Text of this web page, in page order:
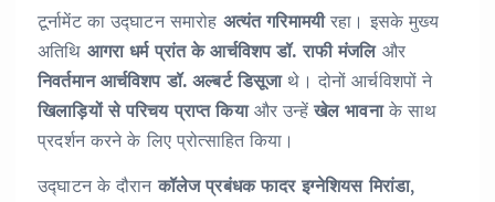
टूर्नामेंट का उद्घाटन समारोह अत्यंत गरिमामयीरहा। इसके मुख्य
अतिथि आगरा धर्म प्रांत के आर्चविशप डॉ. राफी मंजलिऔर
निवर्तमान आर्चविशप डॉ. अल्बर्ट डिसूजाथे। दोनों आर्चविशपों ने
खिलाड़ियों से परिचय प्राप्त कियाऔर उन्हेंखेल भावनाके साथ
प्रदर्शन करने के लिए प्रोत्साहित किया।
उद्घाटन के दौरानकॉलेज प्रबंधक फादर इग्नेशियस मिरांडा,